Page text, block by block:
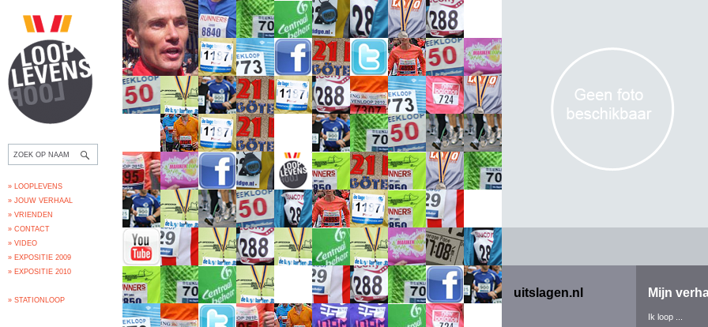
uitslagen.nl Mijn
Ik loop ...
» LOOPLEVENS
» JOUW VERHAAL
» VRIENDEN
» CONTACT
» VIDEO
» EXPOSITIE 2009
» EXPOSITIE 2010
» STATIONLOOP